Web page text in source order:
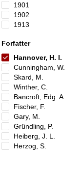
1901
1902
1913
Forfatter
Hannover, H. I.
Cunningham, W.
Skard, M.
Winther, C.
Bancroft, Edg. A.
Fischer, F.
Gary, M.
Gründling, P.
Heiberg, J. L.
Herzog, S.